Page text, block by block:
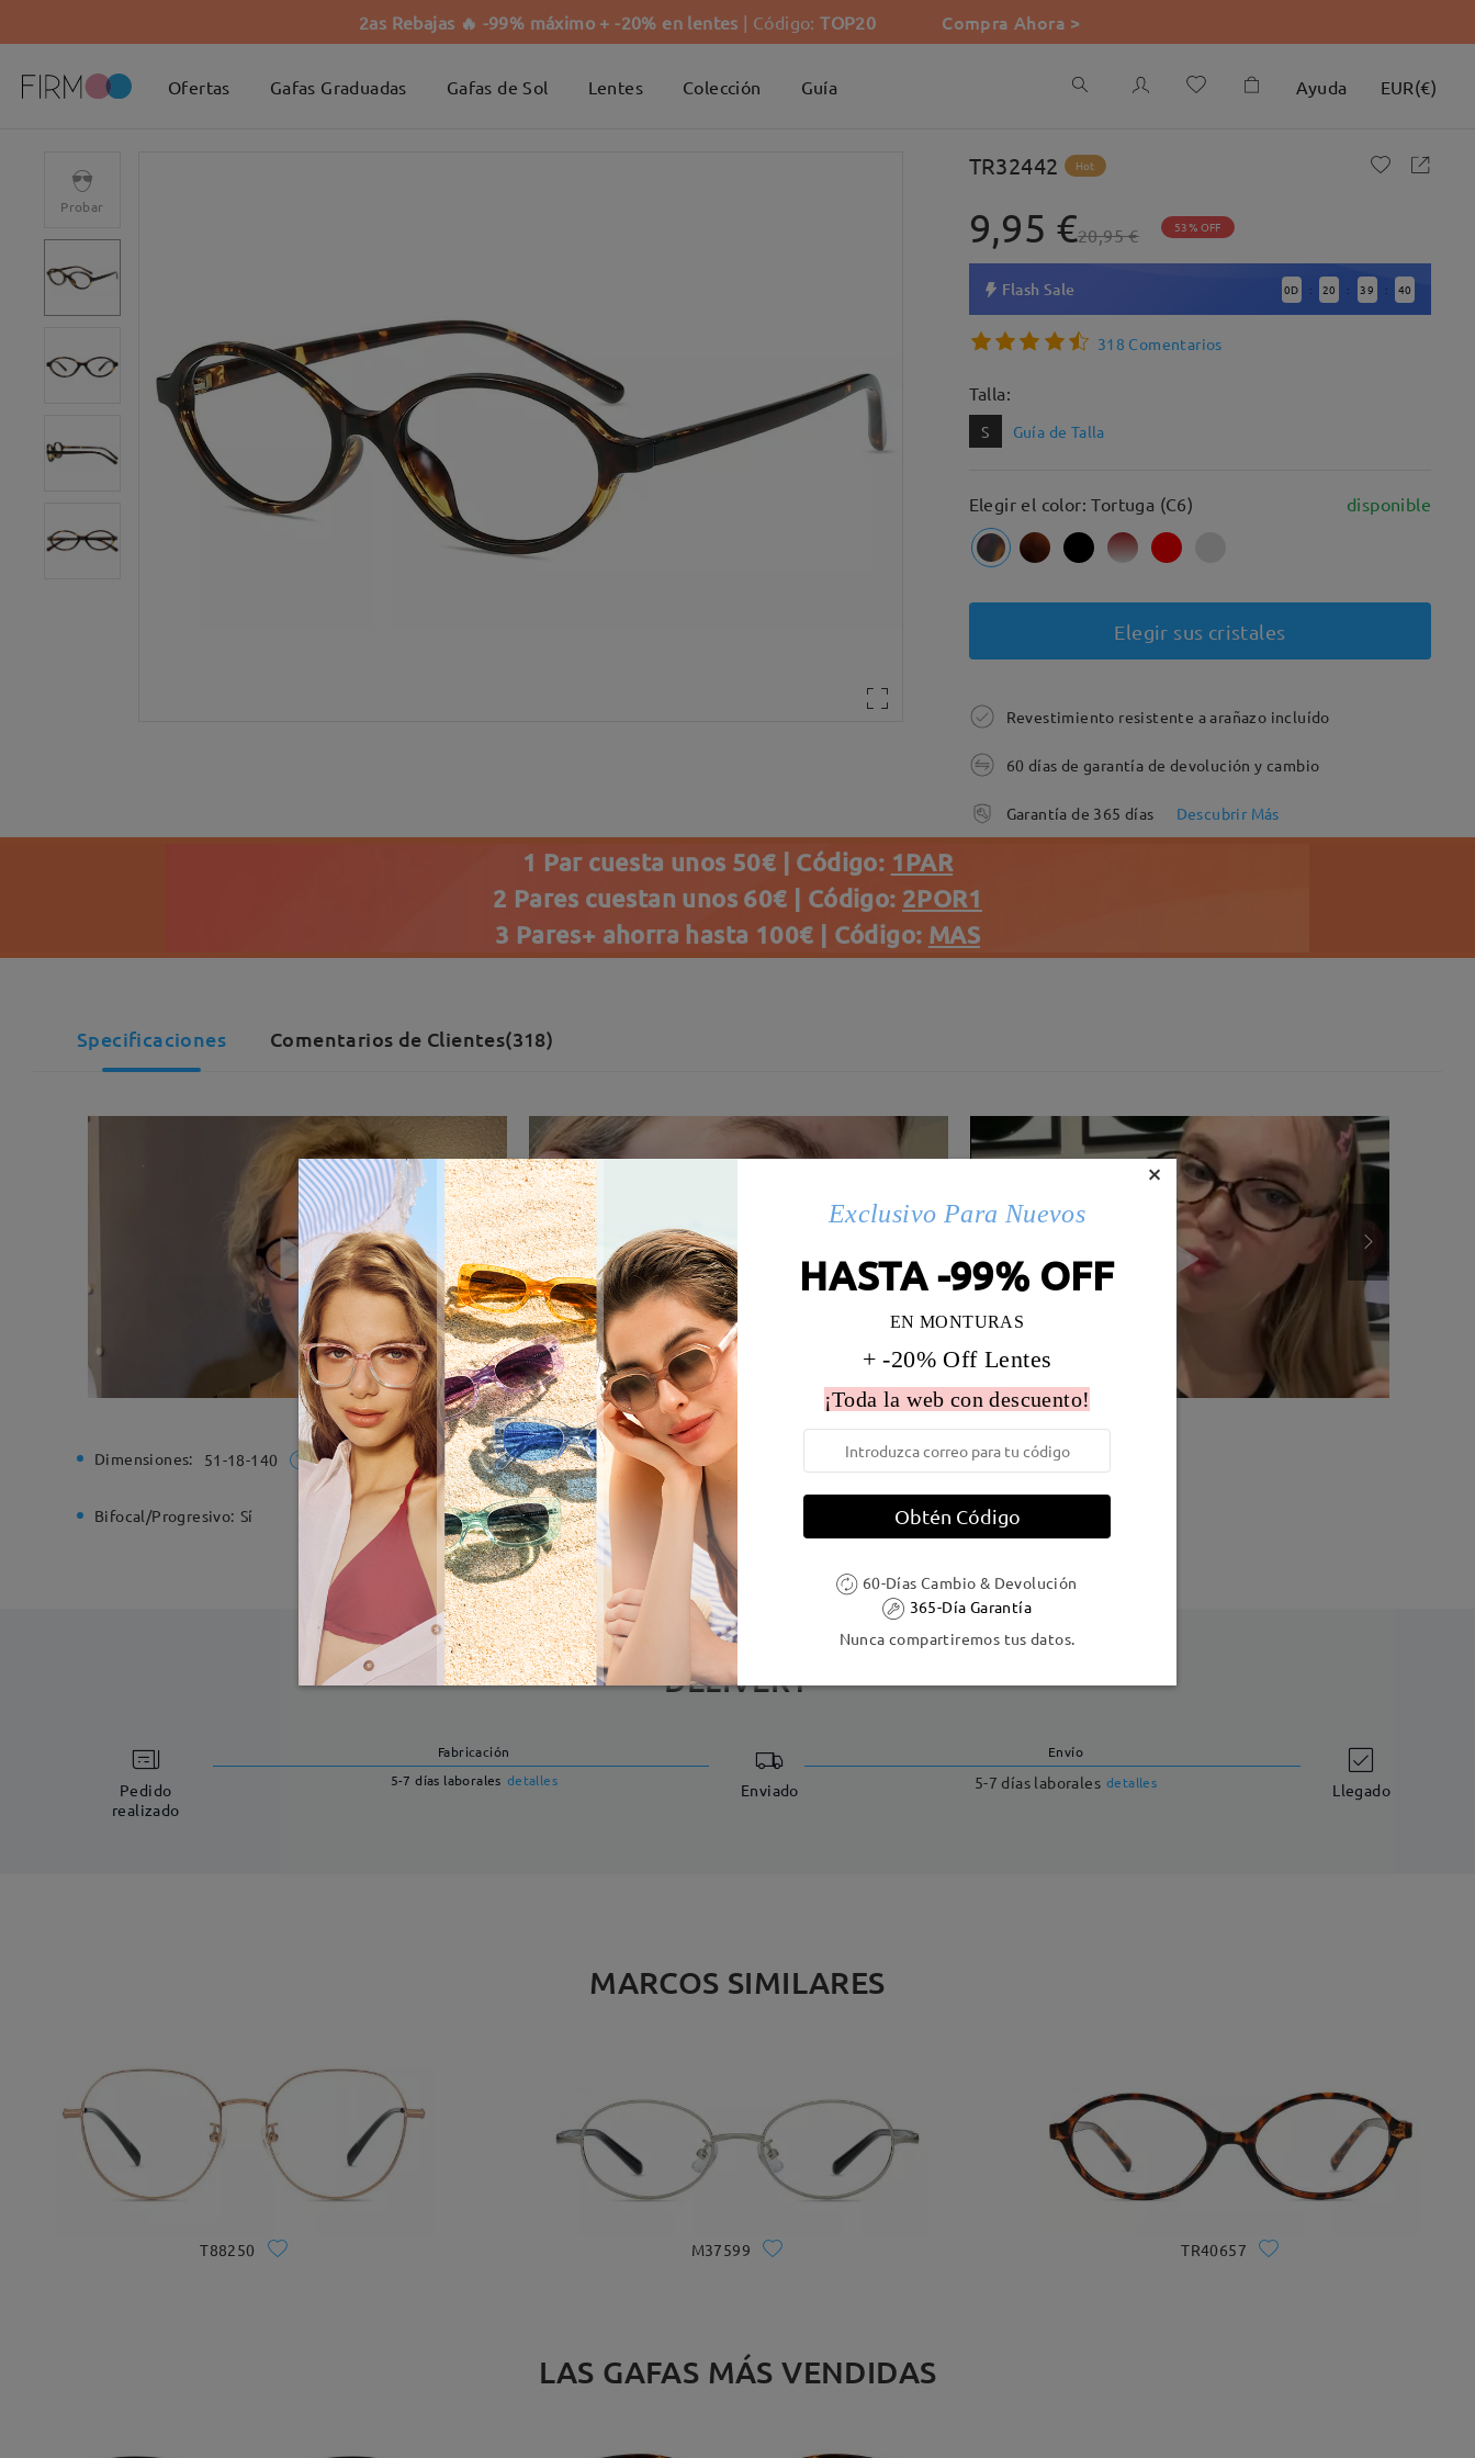
2as Rebajas 🔥 -99% máximo + -20% en lentes | Código:TOP20 Compra Ahora >
Ofertas Gafas Graduadas Gafas de Sol Lentes Colección Guía Ayuda EUR(€)
Probar
TR32442 Hot
9,95 €20,95 € 53% OFF
Flash Sale 0D : 20 : 39 : 39
318 Comentarios
Talla:
S Guía de Talla
Elegir el color: Tortuga (C6) disponible
Elegir sus cristales
Revestimiento resistente a arañazo incluído
60 días de garantía de devolución y cambio
Garantía de 365 días Descubrir Más
1 Par cuesta unos 50€ | Código: 1PAR
2 Pares cuestan unos 60€ | Código: 2POR1
3 Pares+ ahorra hasta 100€ | Código: MAS
Specificaciones Comentarios de Clientes(318)
Dimensiones: 51-18-140 Ancho de la montura: 127 mm Paqueño) Diametro de lentes: 51 mm
Bifocal/Progresivo: Sí Bisagra de resorte: No Material de la montura: Tr
DELIVERY
Pedido
realizado
Fabricación
5-7 días laborales detalles Enviado
Envío
5-7 días laborales detalles Llegado
MARCOS SIMILARES
T88250 M37599 TR40657
LAS GAFAS MÁS VENDIDAS
×
Exclusivo Para Nuevos
HASTA -99% OFF
EN MONTURAS
+ -20% Off Lentes
¡Toda la web con descuento!
Obtén Código
60-Días Cambio & Devolución
365-Día Garantía
Nunca compartiremos tus datos.